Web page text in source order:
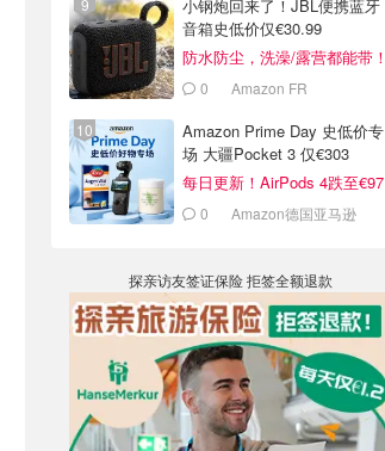
小钢炮回来了！JBL便携蓝牙
音箱史低价仅€30.99
防水防尘，洗澡/露营都能带！
0 Amazon FR
Amazon Prime Day 史低价专
场 大疆Pocket 3 仅€303
每日更新！AirPods 4跌至€97
0 Amazon德国亚马逊
探亲访友签证保险 拒签全额退款